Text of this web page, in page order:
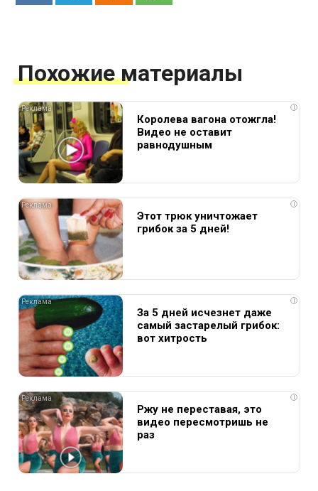
Похожие материалы
i
Королева вагона отожгла!
Видео не оставит
равнодушным
i
Этот трюк уничтожает
грибок за 5 дней!
i
За 5 дней исчезнет даже
самый застарелый грибок:
вот хитрость
i
Ржу не переставая, это
видео пересмотришь не
раз